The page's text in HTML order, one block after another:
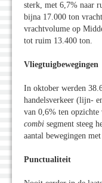
sterk, met 6,7% naar
bijna 17.000 ton
vrachtvolume op
tot ruim 13.400 ton.
Vliegtuigbewegingen
In oktober werden
handelsverkeer (lijn-
van 0,6% ten
combi segment steeg
aantal bewegingen met
Punctualiteit